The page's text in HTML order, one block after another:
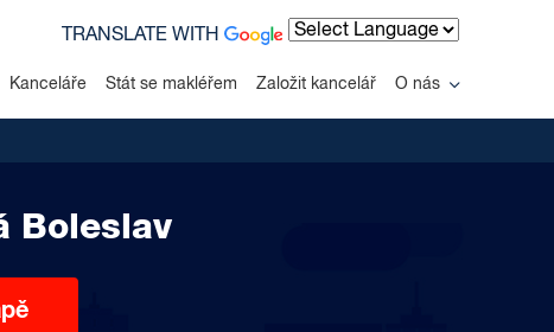
Kanceláře Stát se makléřem Založit kancelář O nás
TRANSLATE WITH
Boleslav